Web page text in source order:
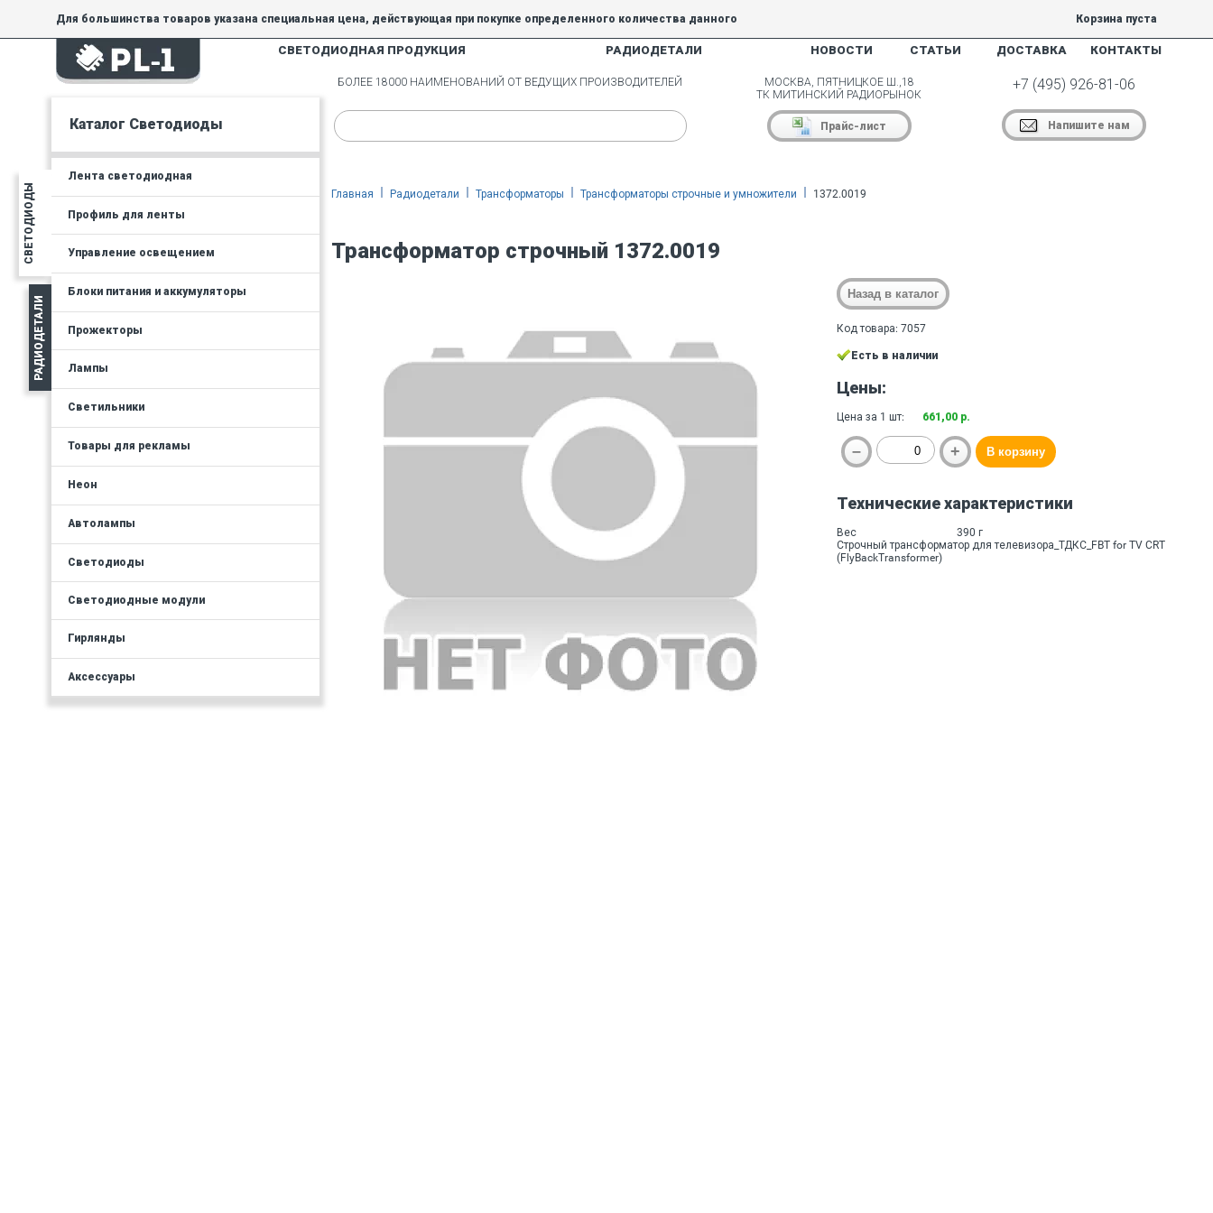
Для большинства товаров указана специальная цена, действующая при покупке определенного количества данного
товара.
На товары, купленные по специальной цене, общие скидки 5% и 10% не действуют.
Корзина пуста
СВЕТОДИОДНАЯ ПРОДУКЦИЯ РАДИОДЕТАЛИ НОВОСТИ СТАТЬИ ДОСТАВКА КОНТАКТЫ
СВЕТОДИОДЫ
РАДИОДЕТАЛИ
Каталог Светодиоды
Лента светодиодная
Профиль для ленты
Управление освещением
Блоки питания и аккумуляторы
Прожекторы
Лампы
Светильники
Товары для рекламы
Неон
Автолампы
Светодиоды
Светодиодные модули
Гирлянды
Аксессуары
БОЛЕЕ 18000 НАИМЕНОВАНИЙ ОТ ВЕДУЩИХ ПРОИЗВОДИТЕЛЕЙ
МОСКВА, ПЯТНИЦКОЕ Ш.,18
ТК МИТИНСКИЙ РАДИОРЫНОК
Прайс-лист
+7 (495) 926-81-06
Напишите нам
Главная Радиодетали Трансформаторы Трансформаторы строчные и умножители 1372.0019
Трансформатор строчный 1372.0019
Код товара: 7057
Есть в наличии
Цены:
Цена за 1 шт: 661,00 р.
Технические характеристики
Вес
390 г
Строчный трансформатор для телевизора_ТДКС_FBT for TV CRT
(FlyBackTransformer)